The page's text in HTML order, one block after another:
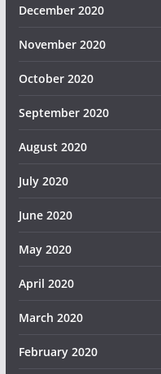
December 2020
November 2020
October 2020
September 2020
August 2020
July 2020
June 2020
May 2020
April 2020
March 2020
February 2020